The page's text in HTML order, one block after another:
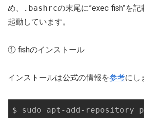
め、
.bashrcの末尾に”exec fish”を
起動しています。
① fishのインストール
インストールは公式の情報を参考にし
$ sudo apt-add-repository